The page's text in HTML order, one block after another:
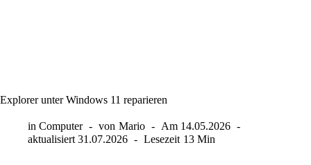
Explorer unter Windows 11 reparieren
in Computer von Mario Am 14.05.2026
aktualisiert 31.07.2026 Lesezeit 13 Min